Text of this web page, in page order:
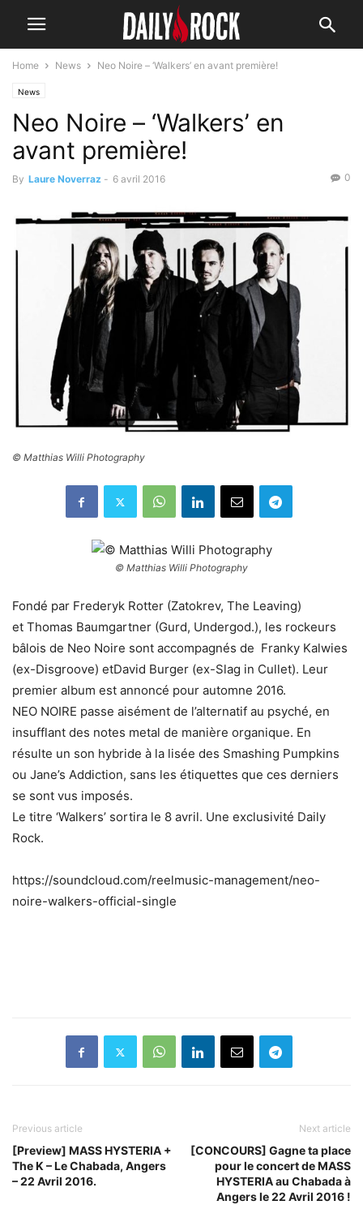
Home News Neo Noire – ‘Walkers’ en avant première!
News
Neo Noire – ‘Walkers’ en
avant première!
By Laure Noverraz - 6 avril 2016 0
© Matthias Willi Photography
© Matthias Willi Photography
Fondé par Frederyk Rotter (Zatokrev, The Leaving)
et Thomas Baumgartner (Gurd, Undergod.), les rockeurs
bâlois de Neo Noire sont accompagnés de Franky Kalwies
(ex-Disgroove) etDavid Burger (ex-Slag in Cullet). Leur
premier album est annoncé pour automne 2016.
NEO NOIRE passe aisément de l’alternatif au psyché, en
insufflant des notes metal de manière organique. En
résulte un son hybride à la lisée des Smashing Pumpkins
ou Jane’s Addiction, sans les étiquettes que ces derniers
se sont vus imposés.
Le titre ‘Walkers’ sortira le 8 avril. Une exclusivité Daily
Rock.
https://soundcloud.com/reelmusic-management/neo-
noire-walkers-official-single
Previous article
[Preview] MASS HYSTERIA +
The K – Le Chabada, Angers
– 22 Avril 2016.
Next article
[CONCOURS] Gagne ta place
pour le concert de MASS
HYSTERIA au Chabada à
Angers le 22 Avril 2016 !